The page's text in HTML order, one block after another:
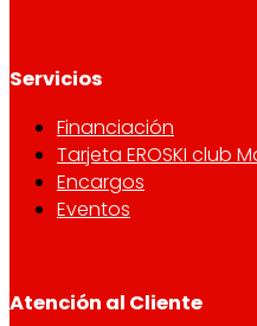
Servicios
Financiación
Tarjeta EROSKI club
Encargos
Eventos
Atención al Cliente